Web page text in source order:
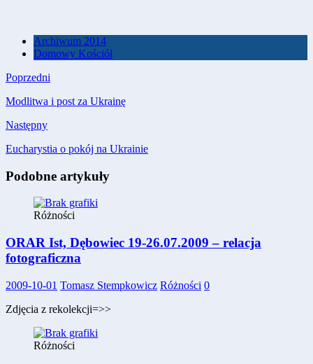
Archiwum 2014
Domowy Kościół
Poprzedni
Modlitwa i post za Ukrainę
Następny
Eucharystia o pokój na Ukrainie
Podobne artykuły
Różności
ORAR Ist, Dębowiec 19-26.07.2009 – relacja
fotograficzna
2009-10-01 Tomasz Stempkowicz Różności 0
Zdjęcia z rekolekcji=>>
Różności